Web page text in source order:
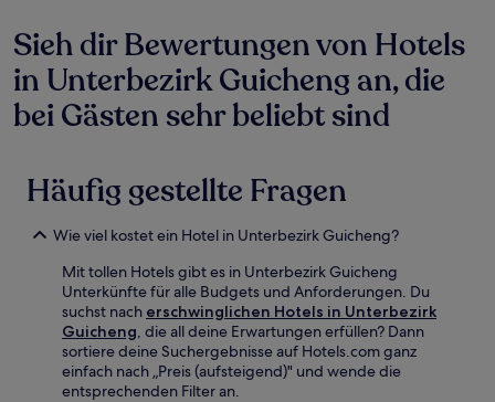
Sieh dir Bewertungen von Hotels
in Unterbezirk Guicheng an, die
bei Gästen sehr beliebt sind
Häufig gestellte Fragen
Wie viel kostet ein Hotel in Unterbezirk Guicheng?
Mit tollen Hotels gibt es in Unterbezirk Guicheng
Unterkünfte für alle Budgets und Anforderungen. Du
suchst nach erschwinglichen Hotels in Unterbezirk
Guicheng, die all deine Erwartungen erfüllen? Dann
sortiere deine Suchergebnisse auf Hotels.com ganz
einfach nach „Preis (aufsteigend)" und wende die
entsprechenden Filter an.